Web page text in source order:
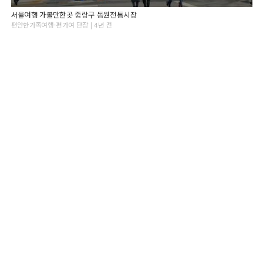
서울여행 가볼만한곳 중랑구 동원전통시장
편안한가족여행-편가여 단장 | 4년 전